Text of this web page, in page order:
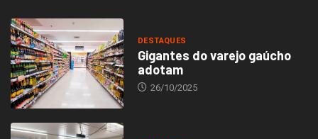
DESTAQUES
Gigantes do varejo gaúcho
adotam
26/10/2025